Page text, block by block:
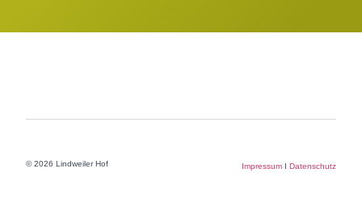
© 2026 Lindweiler Hof ImpressumI Datenschutz